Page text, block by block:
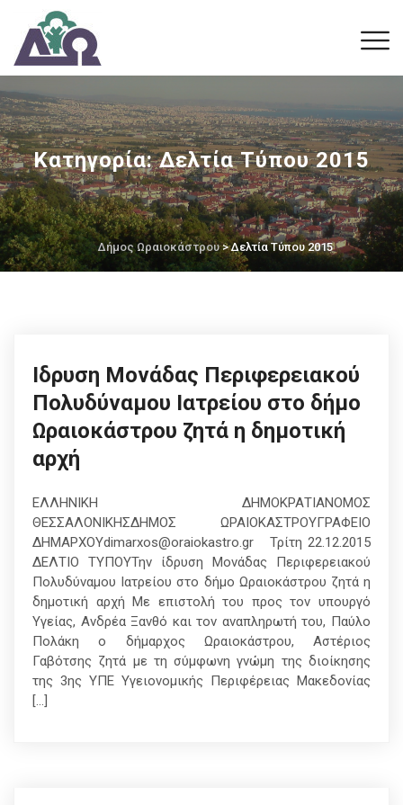
Κατηγορία:Δελτία Τύπου 2015
Δήμος Ωραιοκάστρου> Δελτία Τύπου 2015
Ιδρυση Μονάδας Περιφερειακού
Πολυδύναμου Ιατρείου στο δήμο
Ωραιοκάστρου ζητά η δημοτική
αρχή
ΕΛΛΗΝΙΚΗ ΔΗΜΟΚΡΑΤΙΑΝΟΜΟΣ
ΘΕΣΣΑΛΟΝΙΚΗΣΔΗΜΟΣ ΩΡΑΙΟΚΑΣΤΡΟΥΓΡΑΦΕΙΟ
ΔΗΜΑΡΧΟΥdimarxos@oraiokastro.gr Τρίτη 22.12.2015
ΔΕΛΤΙΟ ΤΥΠΟΥΤην ίδρυση Μονάδας Περιφερειακού
Πολυδύναμου Ιατρείου στο δήμο Ωραιοκάστρου ζητά η
δημοτική αρχή Με επιστολή του προς τον υπουργό
Υγείας, Ανδρέα Ξανθό και τον αναπληρωτή του, Παύλο
Πολάκη ο δήμαρχος Ωραιοκάστρου, Αστέριος
Γαβότσης ζητά με τη σύμφωνη γνώμη της διοίκησης
της 3ης ΥΠΕ Υγειονομικής Περιφέρειας Μακεδονίας
[…]